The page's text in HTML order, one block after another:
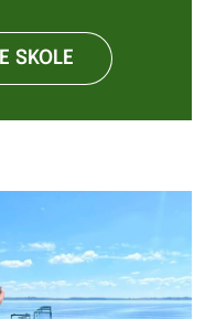
SKOLE